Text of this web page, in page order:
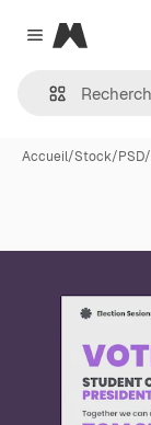
Close menu
Magnific
Accueil/Stock/PSD/